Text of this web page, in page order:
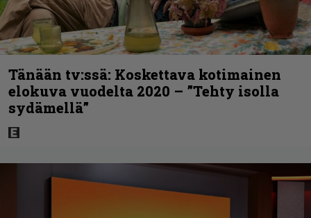
Tänään tv:ssä: Koskettava kotimainen
elokuva vuodelta 2020 – ”Tehty isolla
sydämellä”